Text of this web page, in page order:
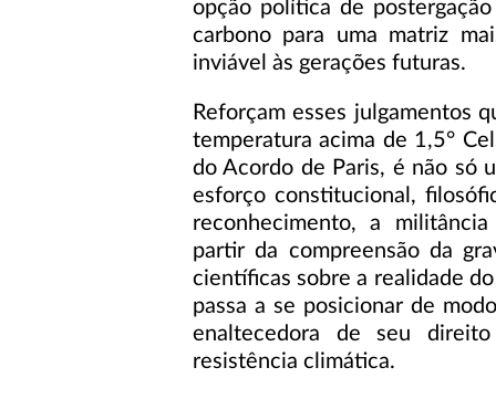
opção política de
carbono para uma matriz
inviável às gerações futuras.
Reforçam esses julgamentos
temperatura acima de 1,5°
do Acordo de Paris, é não só
esforço constitucional,
reconhecimento, a
partir da compreensão da
científicas sobre a realidade
passa a se posicionar de
enaltecedora de seu
resistência climática.